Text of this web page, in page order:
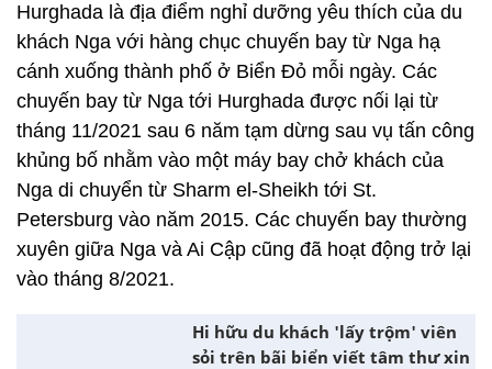
Hurghada là địa điểm nghỉ dưỡng yêu thích của du
khách Nga với hàng chục chuyến bay từ Nga hạ
cánh xuống thành phố ở Biển Đỏ mỗi ngày. Các
chuyến bay từ Nga tới Hurghada được nối lại từ
tháng 11/2021 sau 6 năm tạm dừng sau vụ tấn công
khủng bố nhằm vào một máy bay chở khách của
Nga di chuyển từ Sharm el-Sheikh tới St.
Petersburg vào năm 2015. Các chuyến bay thường
xuyên giữa Nga và Ai Cập cũng đã hoạt động trở lại
vào tháng 8/2021.
Hi hữu du khách 'lấy trộm' viên
sỏi trên bãi biển viết tâm thư xin